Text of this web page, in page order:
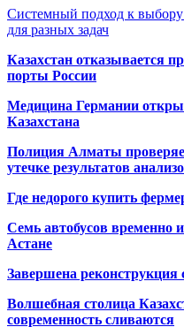
Системный подход к
для разных задач
Казахстан отказывается
порты России
Медицина Германии
Казахстана
Полиция Алматы
утечке результатов
Где недорого купить
Семь автобусов временно
Астане
Завершена реконструкция
Волшебная столица
современность сливаются